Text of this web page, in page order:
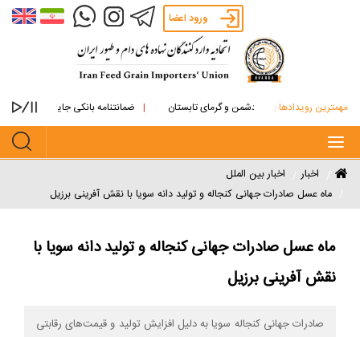
ورود اعضا
مهمترین رویدادها :
روغنی از آتش دشمن و گرمای تابستان ضمانتنامه بانکی جایگزین پرداخت
Toggle
navigation
اخبار
اخبار بین الملل
ماه عسل صادرات جهانی کنجاله و تولید دانه سویا با نقش آفرینی برزیل
ماه عسل صادرات جهانی کنجاله و تولید دانه سویا با
نقش آفرینی برزیل
صادرات جهانی کنجاله سویا به دلیل افزایش تولید و قیمت‌های رقابتی